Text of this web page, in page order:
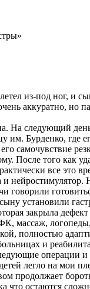
из-под ног, и
аккуратно,
На следующий
Бурденко, где
самочувствие
После того
все это
говорили
установили
закрыла
массаж,
полностью
и
операции
легло на мои
продолжает
остаются